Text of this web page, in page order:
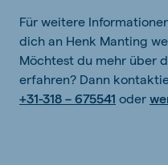
Für weitere
dich an Henk Manting
Möchtest du mehr über
erfahren? Dann
+31-318 – 675541 oder